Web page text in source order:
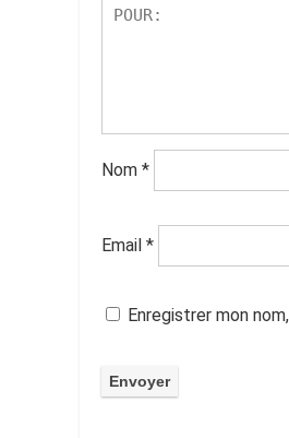
Nom *
Email *
Enregistrer mon